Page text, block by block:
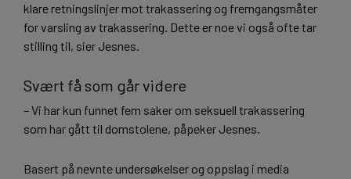
klare retningslinjer mot trakassering og fremgangsmåter
for varsling av trakassering. Dette er noe vi også ofte tar
stilling til, sier Jesnes.
Svært få som går videre
– Vi har kun funnet fem saker om seksuell trakassering
som har gått til domstolene, påpeker Jesnes.
Basert på nevnte undersøkelser og oppslag i media